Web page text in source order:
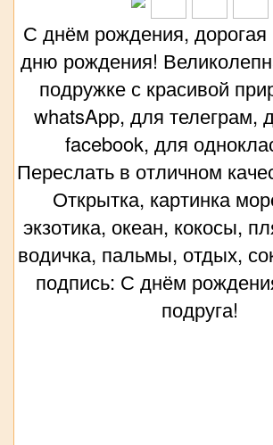
С днём рождения, дорогая
дню рождения!
подружке с красивой
whatsApp, для телеграм,
facebook, для
Переслать в отличном
Открытка, картинка
экзотика, океан, кокосы,
водичка, пальмы, отдых,
подпись: С днём
подруга!